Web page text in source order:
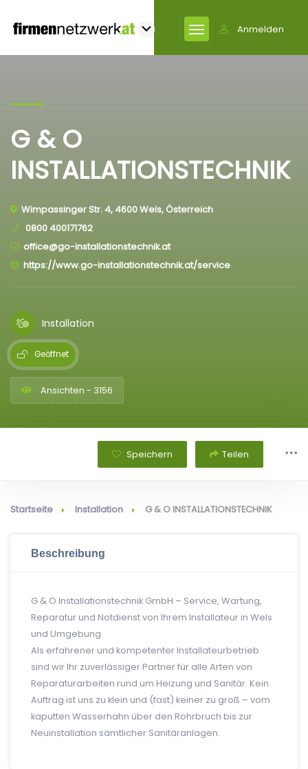
Anmelden
G & O
INSTALLATIONSTECHNIK
Wimpassinger Str. 4, 4600 Wels, Österreich
0800 400171762
office@go-installationstechnik.at
https://www.go-installationstechnik.at/service
Installation
Geöffnet
Ansichten - 3156
Speichern Teilen
Startseite Installation G & O INSTALLATIONSTECHNIK
Beschreibung
G & O Installationstechnik GmbH – Service, Wartung,
Reparatur und Notdienst von Ihrem Installateur in Wels
und Umgebung
Als erfahrener und kompetenter Installateurbetrieb
sind wir Ihr zuverlässiger Partner für alle Arten von
Reparaturarbeiten rund um Heizung und Sanitär. Kein
Auftrag ist uns zu klein und (fast) keiner zu groß – vom
kaputten Wasserhahn über den Rohrbruch bis zur
Neuinstallation sämtlicher Sanitäranlagen.